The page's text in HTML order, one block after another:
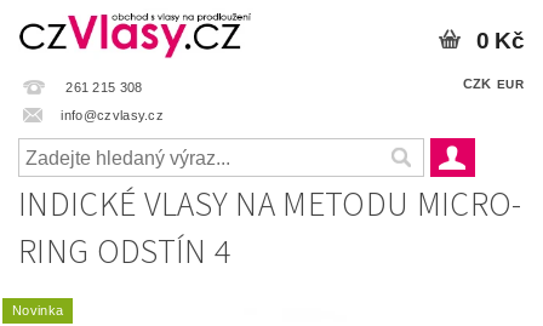
261 215 308
info@czvlasy.cz
CZK EUR
0 Kč
INDICKÉ VLASY NA METODU MICRO-
RING ODSTÍN 4
Novinka